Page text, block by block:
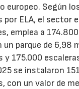
europeo. Según
por ELA, el sector
emplea a
un parque de 6,98
y 175.000
se instalaron
con un valor de